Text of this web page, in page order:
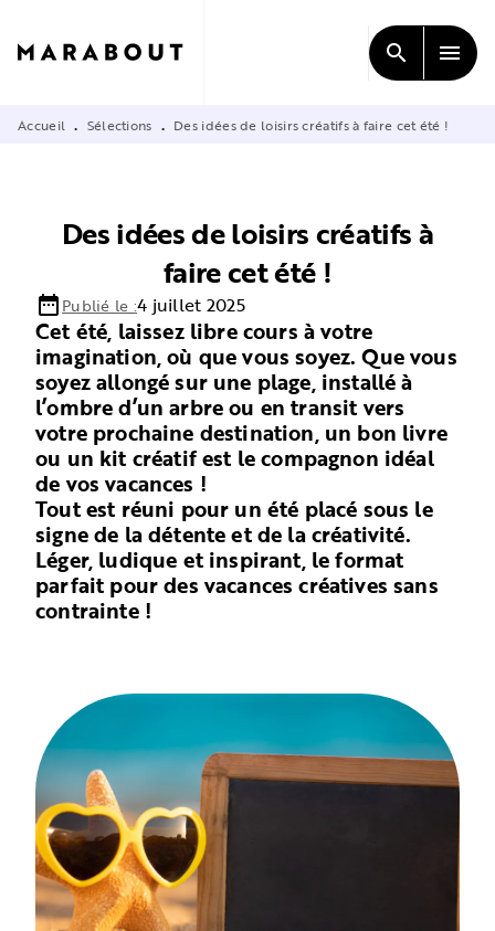
CONTENU
search menu
Accueil • Sélections • Des idées de loisirs créatifs à faire cet été !
Des idées de loisirs créatifs à
faire cet été !
date_rangePublié le :4 juillet 2025
Cet été, laissez libre cours à votre
imagination, où que vous soyez. Que vous
soyez allongé sur une plage, installé à
l’ombre d’un arbre ou en transit vers
votre prochaine destination, un bon livre
ou un kit créatif est le compagnon idéal
de vos vacances !
Tout est réuni pour un été placé sous le
signe de la détente et de la créativité.
Léger, ludique et inspirant, le format
parfait pour des vacances créatives sans
contrainte !